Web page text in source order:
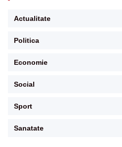
Actualitate
Politica
Economie
Social
Sport
Sanatate